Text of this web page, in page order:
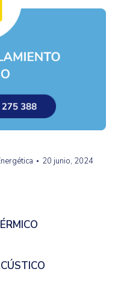
20 junio, 2024